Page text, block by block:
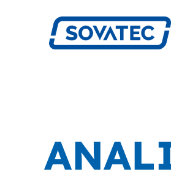
contenuto